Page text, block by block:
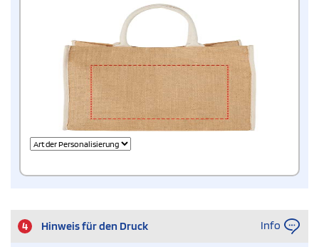
4 Hinweis für den Druck Info